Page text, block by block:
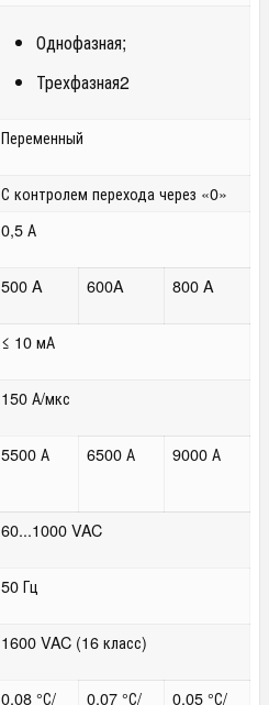
Однофазная;
Трехфазная2
Переменный
С контролем перехода через «0»
0,5 А
500 A 600A 800 A
≤ 10 мА
150 А/мкс
5500 А 6500 А 9000 А
60...1000 VAC
50 Гц
1600 VAC (16 класс)
0,08 °С/ 0,07 °С/ 0,05 °С/